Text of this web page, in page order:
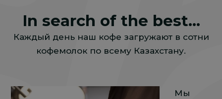
In search of the best...
Каждый день наш кофе загружают в сотни
кофемолок по всему Казахстану.
Мы